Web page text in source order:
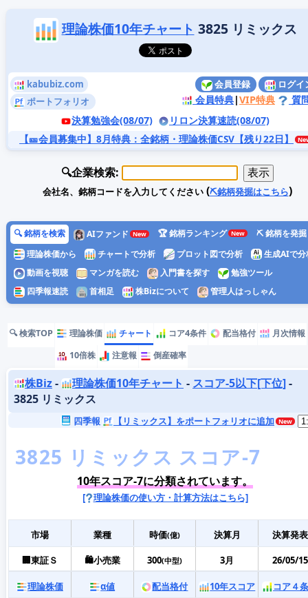
理論株価10年チャート 3825 リミックス
kabubiz.com
ポートフォリオ
会員登録 ログイ
会員特典|VIP特典
質
決算勉強会(08/07)
リロン決算速読(08/07)
【🎫会員募集中】8月特典 ：全銘柄・理論株価CSV【残り22日】
🔍企業検索:
会社名、銘柄コードを入力してください(⛏️銘柄発掘はこちら)
🔍 銘柄を検索 AIファンド 🏆 銘柄ランキング
⛏️ 銘柄を発掘
理論株価から
チャートで分析 プロット図で分析
生成AIで分
動画を視聴
マンガを読む 入門書を探す
勉強ツール
四季報速読
首相足 株Bizについて 管理人はっしゃん
🔍 検索TOP 理論株価 チャート コア4条件 配当格付
月次情報
10倍株
注意報 倒産確率
株Biz- 理論株価10年チャート - スコア-5以下[下位]-
3825 リミックス
四季報 【リミックス】をポートフォリオに追加
10年スコア-7に分類されています。
[ 理論株価の使い方・計算方法はこちら]
市場 業種 時価(億) 決算月 決算発表
🏢東証Ｓ 🛍️小売業 300(中型) 3月 26/05/15
理論株価 α値 配当格付 10年スコア
コア４